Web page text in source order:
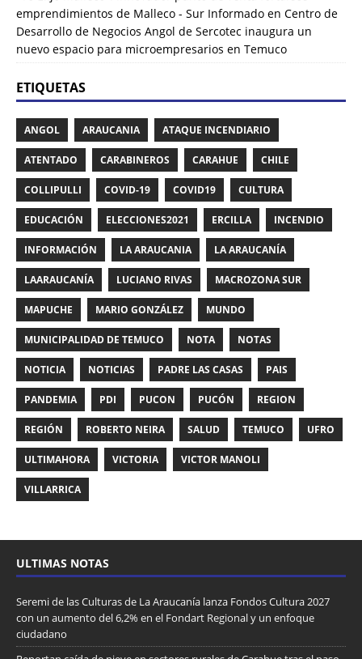
emprendimientos de Malleco - Sur Informado en Centro de
Desarrollo de Negocios Angol de Sercotec inaugura un
nuevo espacio para microempresarios en Temuco
ETIQUETAS
ANGOL ARAUCANIA ATAQUE INCENDIARIO
ATENTADO CARABINEROS CARAHUE CHILE
COLLIPULLI COVID-19 COVID19 CULTURA
EDUCACIÓN ELECCIONES2021 ERCILLA INCENDIO
INFORMACIÓN LA ARAUCANIA LA ARAUCANÍA
LAARAUCANÍA LUCIANO RIVAS MACROZONA SUR
MAPUCHE MARIO GONZÁLEZ MUNDO
MUNICIPALIDAD DE TEMUCO NOTA NOTAS
NOTICIA NOTICIAS PADRE LAS CASAS PAIS
PANDEMIA PDI PUCON PUCÓN REGION
REGIÓN ROBERTO NEIRA SALUD TEMUCO UFRO
ULTIMAHORA VICTORIA VICTOR MANOLI
VILLARRICA
ULTIMAS NOTAS
Seremi de las Culturas de La Araucanía lanza Fondos Cultura 2027
con un aumento del 6,2% en el Fondart Regional y un enfoque
ciudadano